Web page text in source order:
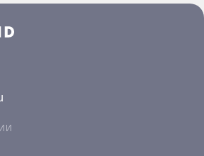
на кредит в Алеф-Банке
на кредит в Алмазэргиэнбанке
на кредит в Экспобанке